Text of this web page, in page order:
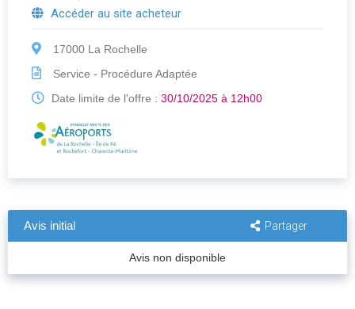
Accéder au site acheteur
17000 La Rochelle
Service - Procédure Adaptée
Date limite de l'offre : 30/10/2025 à 12h00
Avis initial Partager
Avis non disponible